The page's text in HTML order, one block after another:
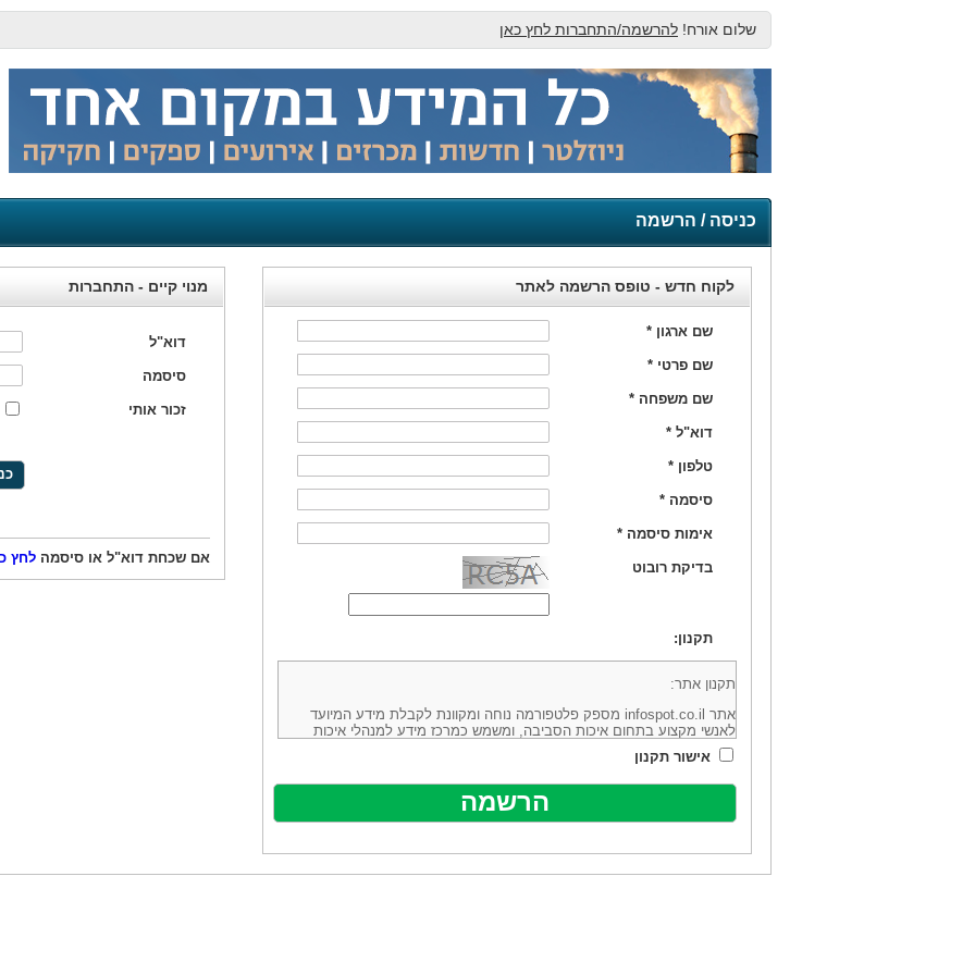
שלום אורח! להרשמה/התחברות לחץ כאן
כניסה / הרשמה
מנוי קיים - התחברות
דוא"ל
סיסמה
זכור אותי
אם שכחת דוא"ל או סיסמה לחץ
לקוח חדש - טופס הרשמה לאתר
שם ארגון *
שם פרטי *
שם משפחה *
דוא"ל *
טלפון *
סיסמה *
אימות סיסמה *
בדיקת רובוט
תקנון:
תקנון אתר:
אתר infospot.co.il מספק פלטפורמה נוחה ומקוונת לקבלת מידע המיועד
לאנשי מקצוע בתחום איכות הסביבה, ומשמש כמרכז מידע למנהלי איכות
סביבה (להלן: "המידע"). האתר בבעלותה ובניהולה של חברת יזמות וידע
מיקוד 6113102 ובדוא"ל: office@infospot.co.il (להלן: "האתר").
האתר אינו מספק את השירותים המפורסמים באתר ע"י ספקים שונים, איננו
מוכר את השירות המוצע באתר ע"י ספקים שונים, איננו מעורב במתן השירות
אלקטרונית של פרסום עבור נותני שירותים אלו. במילים אחרות, האחריות על
ביצוע העסקה בין הגולשים לבין המפרסמים נותני השירות ואיכותה מוטלת על
אישור תקנון